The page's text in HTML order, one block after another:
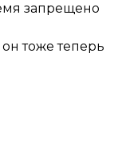
запрещено
он тоже теперь